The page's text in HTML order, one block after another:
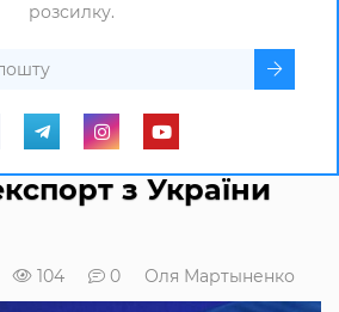
розсилку.
з України
104 0 Оля Мартыненко